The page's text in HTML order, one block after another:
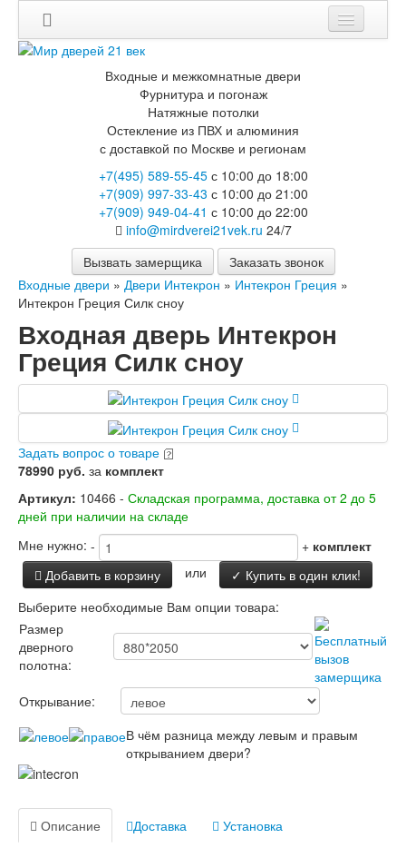
Мои заказы
Двери с терморазрывом для улицы
Противопожарные двери
Двери Бункер
Двери Лекс
Двери Рыцарь
Двери Термодор
Арктика
Монолит
Стайл
Термо
Термо Лацио
Флагман
Электрозамок Смарт
Заводские двери
Двери Лабиринт
Лабиринт Аляска Лайт
Лабиринт Арт
Лабиринт Атлантик
Лабиринт Бетон
Лабиринт Верса
Лабиринт Версаль
Лабиринт Гранд
Лабиринт Дверь двойная тамбурная под
заказ
Лабиринт Имперо
Лабиринт Инфинити
Лабиринт Иссида
Лабиринт Кармина
Лабиринт Классик Антик медный
Лабиринт Классик Шагрень
Лабиринт Кредор
Лабиринт Лаб Про
Лабиринт Лондон
Лабиринт Лофт
Входные и межкомнатные двери
Фурнитура и погонаж
Натяжные потолки
Остекление из ПВХ и алюминия
с доставкой по Москве и регионам
+7(495) 589-55-45с 10:00 до 18:00
+7(909) 997-33-43 с 10:00 до 21:00
+7(909) 949-04-41 с 10:00 до 22:00
info@mirdverei21vek.ru 24/7
Вызвать замерщика
Заказать звонок
Входные двери » Двери Интекрон » Интекрон Греция »
Интекрон Греция Силк сноу
Входная дверь Интекрон
Греция Силк сноу
Задать вопрос о товаре
78990 руб. за комплект
Артикул: 10466 - Складская программа, доставка от 2 до 5
дней при наличии на складе
Мне нужно: - + комплект
Добавить в корзину
или
✓ Купить в один клик!
Выберите необходимые Вам опции товара:
Размер
дверного
полотна:
Открывание:
В чём разница между левым и правым
открыванием двери?
Описание Доставка
Установка